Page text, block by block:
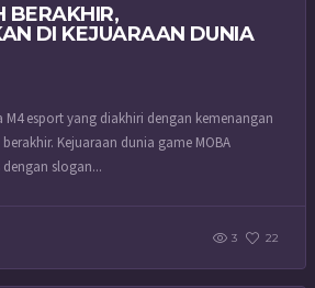
BERAKHIR,
DI KEJUARAAN DUNIA
M4 esport yang diakhiri dengan kemenangan
Kejuaraan dunia game MOBA
slogan...
3 22